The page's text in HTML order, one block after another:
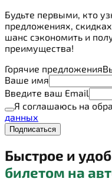
Будьте первыми, кто
предложениях,
шанс сэкономить и
преимущества!
Горячие предложения
Ваше имя
Введите ваш Email
Я соглашаюсь на
данных
Подписаться
Быстрое и
билетом на